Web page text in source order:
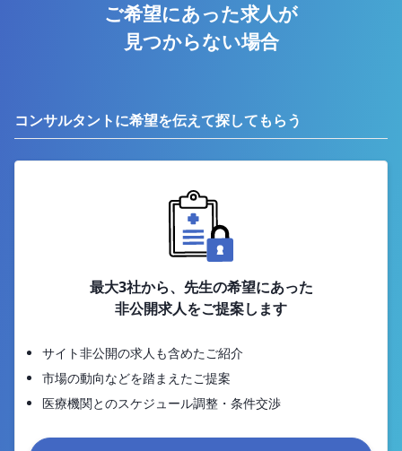
ご希望にあった求人が
見つからない場合
コンサルタントに希望を伝えて探してもらう
最大3社から、先生の希望にあった
非公開求人をご提案します
サイト非公開の求人も含めたご紹介
市場の動向などを踏まえたご提案
医療機関とのスケジュール調整・条件交渉